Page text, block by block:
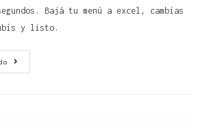
Bajá tu menú a excel, cambias
y listo.